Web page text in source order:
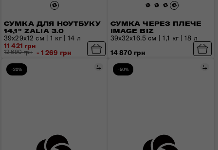
СУМКА ДЛЯ НОУТБУКУ
14,1" ZALIA 3.0
39x29x12 см | 1 кг | 14 л
11 421 грн
12 690 грн - 1 269 грн
СУМКА ЧЕРЕЗ ПЛЕЧЕ
IMAGE BIZ
39x32x16.5 см | 1,1 кг | 18 л
14 870 грн
-20% Порівняти
-50%